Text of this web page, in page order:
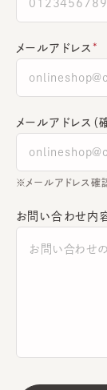
メールアドレス
メールアドレス（
※メールアドレス確
お問い合わせ内